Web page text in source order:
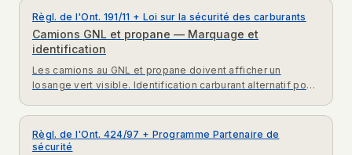
Règl. de l'Ont. 191/11 + Loi sur la sécurité des carburants
Camions GNL et propane — Marquage et
identification
Les camions au GNL et propane doivent afficher un
losange vert visible. Identification carburant alternatif pour
Règl. de l'Ont. 424/97 + Programme Partenaire de
sécurité